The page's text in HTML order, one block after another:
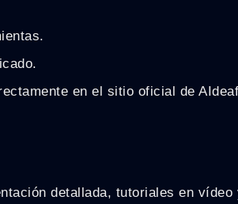
en el sitio oficial de
detallada, tutoriales en